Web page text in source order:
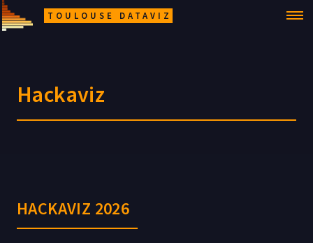
TOULOUSE DATAVIZ
Hackaviz
HACKAVIZ 2026